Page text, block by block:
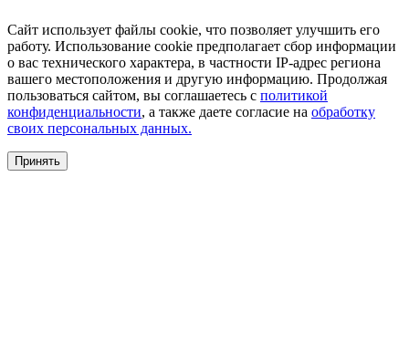
Сайт использует файлы cookie, что позволяет улучшить его
работу. Использование cookie предполагает сбор информации
о вас технического характера, в частности IP-адрес региона
вашего местоположения и другую информацию. Продолжая
пользоваться сайтом, вы соглашаетесь с политикой
конфиденциальности, а также даете согласие на обработку
своих персональных данных.
Принять